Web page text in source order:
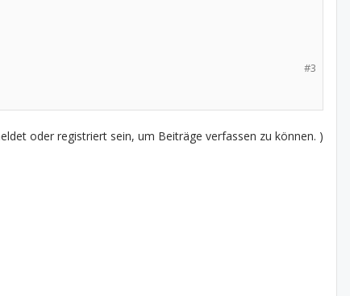
#3
oder registriert sein, um Beiträge verfassen zu können. )